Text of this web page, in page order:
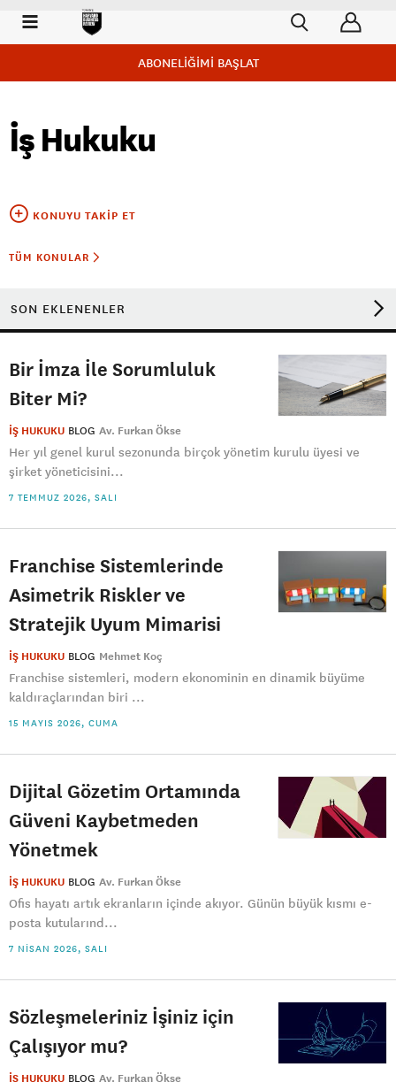
ABONELİĞİMİ BAŞLAT
İş Hukuku
KONUYU TAKIP ET
TÜM KONULAR
SON EKLENENLER
Bir İmza İle Sorumluluk
Biter Mi?
İŞ HUKUKU BLOG Av. Furkan Ökse
Her yıl genel kurul sezonunda birçok yönetim kurulu üyesi ve
şirket yöneticisini...
7 TEMMUZ 2026, SALI
Franchise Sistemlerinde
Asimetrik Riskler ve
Stratejik Uyum Mimarisi
İŞ HUKUKU BLOG Mehmet Koç
Franchise sistemleri, modern ekonominin en dinamik büyüme
kaldıraçlarından biri ...
15 MAYIS 2026, CUMA
Dijital Gözetim Ortamında
Güveni Kaybetmeden
Yönetmek
İŞ HUKUKU BLOG Av. Furkan Ökse
Ofis hayatı artık ekranların içinde akıyor. Günün büyük kısmı e-
posta kutularınd...
7 NISAN 2026, SALI
Sözleşmeleriniz İşiniz için
Çalışıyor mu?
İŞ HUKUKU BLOG Av. Furkan Ökse